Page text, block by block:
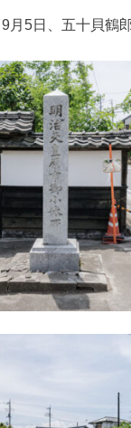
月5日、五十貝鶴